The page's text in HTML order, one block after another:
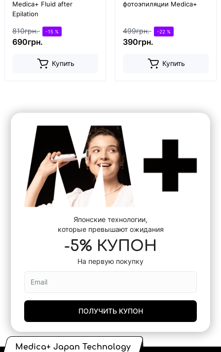
Medica+ Fluid after
Epilation
810грн. -15 %
690грн.
Купить
фотоэпиляции Medica+
499грн. -22 %
390грн.
Купить
Японские технологии,
которые превышают ожидания
-5% КУПОН
На первую покупку
ПОЛУЧИТЬ КУПОН
Medica+ Japan Technology